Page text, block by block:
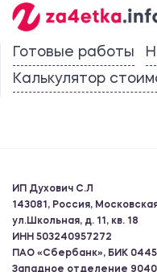
Готовые работы
Калькулятор
ИП Духович С.Л
143081, Россия,
ул.Школьная, д. 11, кв. 18
ИНН 503240957272
ПАО «Сбербанк», БИК
Западное отделение